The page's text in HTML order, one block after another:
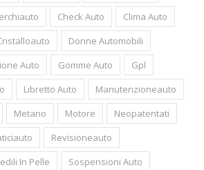
Check Auto
Clima Auto
Donne Automobili
Auto Gomme Auto
Gpl
Libretto Auto
Manutenzioneauto
Metano Motore
Neopatentati
Revisioneauto
In Pelle
Sospensioni Auto